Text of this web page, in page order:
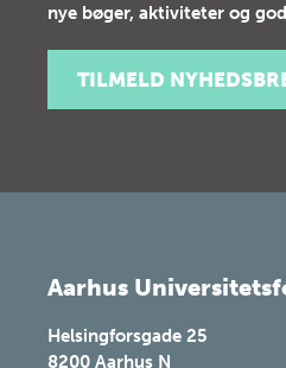
nye bøger, aktiviteter og
TILMELD
Aarhus
Helsingforsgade 25
8200 Aarhus N